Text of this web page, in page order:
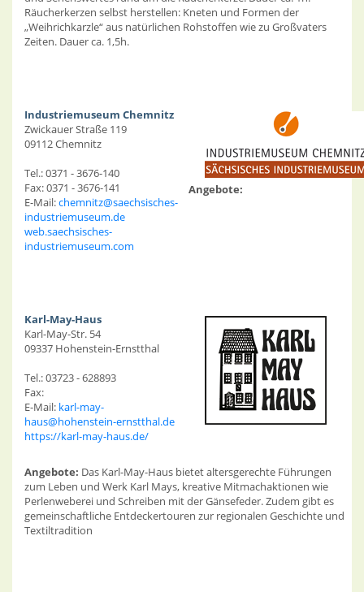
Räucherkerzen selbst herstellen: Kneten und Formen der
„Weihrichkarzle“ aus natürlichen Rohstoffen wie zu Großvaters
Zeiten. Dauer ca. 1,5h.
Industriemuseum Chemnitz
Zwickauer Straße 119
09112 Chemnitz
Tel.: 0371 - 3676-140
Fax: 0371 - 3676-141
E-Mail:chemnitz@saechsisches-
industriemuseum.de
web.saechsisches-
industriemuseum.com
Angebote:
Karl-May-Haus
Karl-May-Str. 54
09337 Hohenstein-Ernstthal
Tel.: 03723 - 628893
Fax:
E-Mail: karl-may-
haus@hohenstein-ernstthal.de
https://karl-may-haus.de/
Angebote: Das Karl-May-Haus bietet altersgerechte Führungen
zum Leben und Werk Karl Mays, kreative Mitmachaktionen wie
Perlenweberei und Schreiben mit der Gänsefeder. Zudem gibt es
gemeinschaftliche Entdeckertouren zur regionalen Geschichte und
Textiltradition